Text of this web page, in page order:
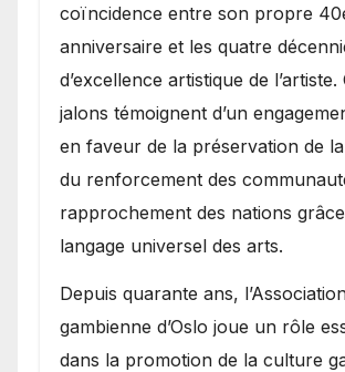
coïncidence entre son propre
anniversaire et les quatre
d’excellence artistique de l’artiste.
jalons témoignent d’un
en faveur de la préservation de
du renforcement des
rapprochement des nations
langage universel des arts.
​Depuis quarante ans,
gambienne d’Oslo joue un rôle
dans la promotion de la culture